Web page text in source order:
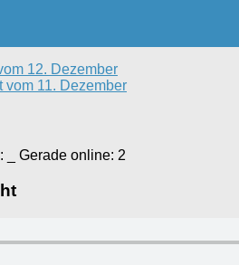
12. Dezember
vom 11. Dezember
Gerade online: 2